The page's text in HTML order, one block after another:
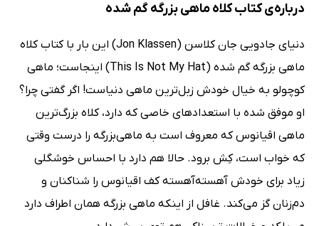
درباره‌ی کتاب کلاه ماهی بزرگه گم شده
دنیای جادویی جان کلاسن (Jon Klassen) این بار با کتاب کلاه
ماهی بزرگه گم شده (This Is Not My Hat) اینجاست؛ ماهی
کوچولو به خیال خودش زبل‌ترین ماهی دنیاست! اگر گفتی چرا؟
او موفق شده با استعدادهای خاصی که دارد، کلاه بزرگ‌ترین
ماهی اقیانوس که معروف است به ماهی‌بزرگه را درست وقتی
که خواب است، کِش برود. حالا هم دارد با احساس خوشگلی
زیاد برای خودش آهسته‌آهسته کف اقیانوس را شناکنان و
دم‌زنان گز می‌کند. غافل از اینکه ماهی بزرگه همان اطراف دارد